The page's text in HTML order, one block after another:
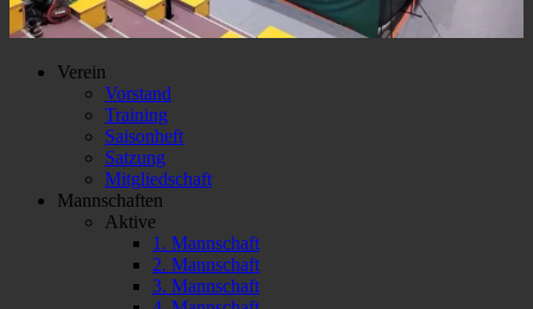
Verein
Vorstand
Training
Saisonheft
Satzung
Mitgliedschaft
Mannschaften
Aktive
1. Mannschaft
2. Mannschaft
3. Mannschaft